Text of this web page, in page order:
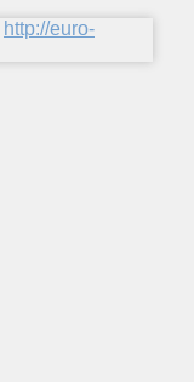
http://euro-